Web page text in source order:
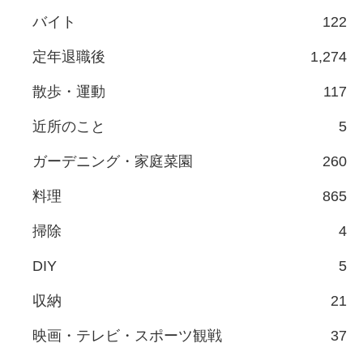
バイト 122
定年退職後 1,274
散歩・運動 117
近所のこと 5
ガーデニング・家庭菜園 260
料理 865
掃除 4
DIY 5
収納 21
映画・テレビ・スポーツ観戦 37